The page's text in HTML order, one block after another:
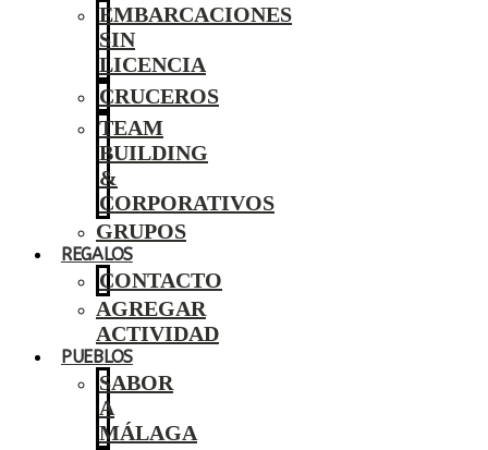
EMBARCACIONES
SIN
LICENCIA
CRUCEROS
TEAM
BUILDING
&
CORPORATIVOS
GRUPOS
REGALOS
CONTACTO
AGREGAR
ACTIVIDAD
PUEBLOS
SABOR
A
MÁLAGA